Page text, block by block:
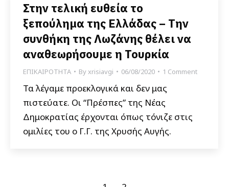
Στην τελική ευθεία το
ξεπούλημα της Ελλάδας – Την
συνθήκη της Λωζάνης θέλει να
αναθεωρήσουμε η Τουρκία
ΕΠΙΚΑΙΡΟΤΗΤΑ Byxrisiavgi 06/08/2020 1 Comment
Τα λέγαμε προεκλογικά και δεν μας
πιστεύατε. Οι “Πρέσπες” της Νέας
Δημοκρατίας έρχονται όπως τόνιζε στις
ομιλίες του ο Γ.Γ. της Χρυσής Αυγής.